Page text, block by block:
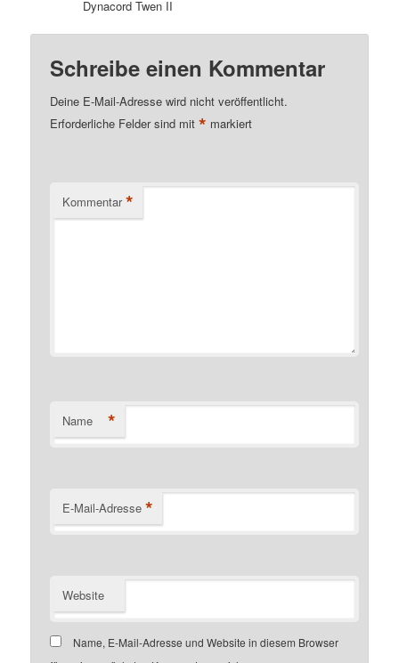
Dynacord Twen II
Schreibe einen Kommentar
Deine E-Mail-Adresse wird nicht veröffentlicht.
Erforderliche Felder sind mit* markiert
Kommentar *
Name *
E-Mail-Adresse *
Website
Name, E-Mail-Adresse und Website in diesem Browser